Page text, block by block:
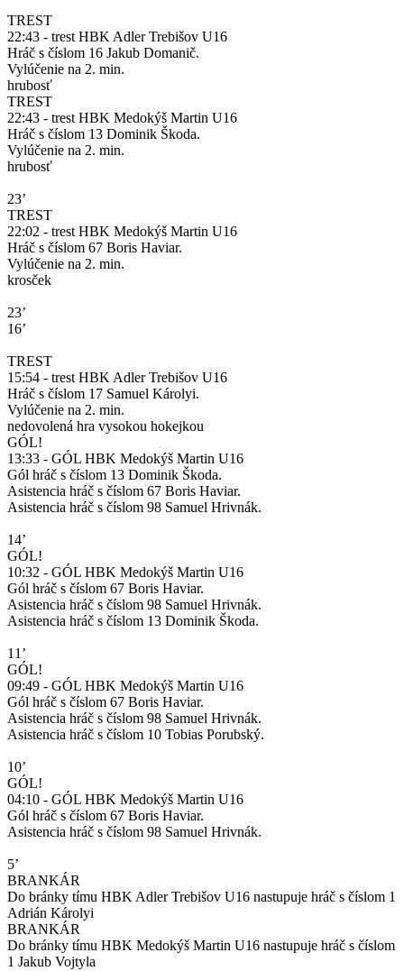
TREST
22:43 - trest HBK Adler Trebišov U16
Hráč s číslom 16 Jakub Domanič.
Vylúčenie na 2. min.
hrubosť
TREST
22:43 - trest HBK Medokýš Martin U16
Hráč s číslom 13 Dominik Škoda.
Vylúčenie na 2. min.
hrubosť
23’
TREST
22:02 - trest HBK Medokýš Martin U16
Hráč s číslom 67 Boris Haviar.
Vylúčenie na 2. min.
krosček
23’
16’
TREST
15:54 - trest HBK Adler Trebišov U16
Hráč s číslom 17 Samuel Károlyi.
Vylúčenie na 2. min.
nedovolená hra vysokou hokejkou
GÓL!
13:33 - GÓL HBK Medokýš Martin U16
Gól hráč s číslom 13 Dominik Škoda.
Asistencia hráč s číslom 67 Boris Haviar.
Asistencia hráč s číslom 98 Samuel Hrivnák.
14’
GÓL!
10:32 - GÓL HBK Medokýš Martin U16
Gól hráč s číslom 67 Boris Haviar.
Asistencia hráč s číslom 98 Samuel Hrivnák.
Asistencia hráč s číslom 13 Dominik Škoda.
11’
GÓL!
09:49 - GÓL HBK Medokýš Martin U16
Gól hráč s číslom 67 Boris Haviar.
Asistencia hráč s číslom 98 Samuel Hrivnák.
Asistencia hráč s číslom 10 Tobias Porubský.
10’
GÓL!
04:10 - GÓL HBK Medokýš Martin U16
Gól hráč s číslom 67 Boris Haviar.
Asistencia hráč s číslom 98 Samuel Hrivnák.
5’
BRANKÁR
Do bránky tímu HBK Adler Trebišov U16 nastupuje hráč s číslom 1
Adrián Károlyi
BRANKÁR
Do bránky tímu HBK Medokýš Martin U16 nastupuje hráč s číslom
1 Jakub Vojtyla